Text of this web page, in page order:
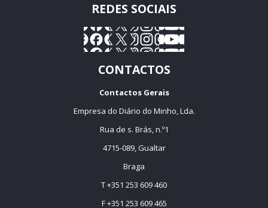
REDES SOCIAIS
CONTACTOS
Contactos Gerais
Empresa do Diário do Minho, Lda.
Rua de s. Brás, n.º1
4715-089, Gualtar
Braga
T +351 253 609 460
F +351 253 609 465